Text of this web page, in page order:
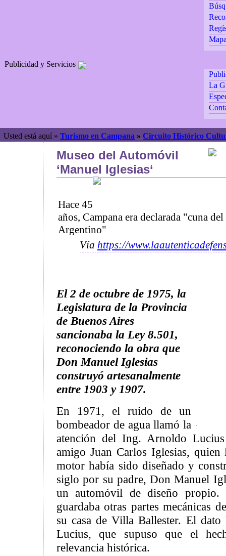
Publicidad y Servicios
La
Usted está aquí » Turismo en Campana » Circuito Histórico
Museo del Automóvil
‘Manuel Iglesias‘
Hace 45
años, Campana era declarada "cuna
Argentino"
Vía https://
El 2 de octubre de 1975, la
Legislatura de la Provincia
de Buenos Aires
sancionaba la Ley 8.501,
reconociendo la obra que
Don Manuel Iglesias
construyó artesanalmente
entre 1903 y 1907.
En 1971, el ruido de un
bombeador de agua llamó la
atención del Ing. Arnoldo
amigo Juan Carlos Iglesias,
motor había sido diseñado y
siglo por su padre, Don Manuel
un automóvil de diseño propio.
guardaba otras partes mecánicas
su casa de Villa Ballester. El
Lucius, que supuso que el
relevancia histórica.